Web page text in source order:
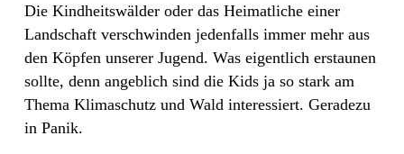
Die Kindheitswälder oder das Heimatliche einer
Landschaft verschwinden jedenfalls immer mehr aus
den Köpfen unserer Jugend. Was eigentlich erstaunen
sollte, denn angeblich sind die Kids ja so stark am
Thema Klimaschutz und Wald interessiert. Geradezu
in Panik.